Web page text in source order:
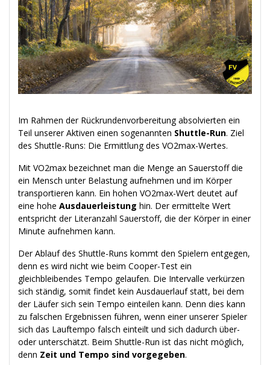
Im Rahmen der Rückrundenvorbereitung absolvierten ein
Teil unserer Aktiven einen sogenannten Shuttle-Run. Ziel
des Shuttle-Runs: Die Ermittlung des VO2max-Wertes.
Mit VO2max bezeichnet man die Menge an Sauerstoff die
ein Mensch unter Belastung aufnehmen und im Körper
transportieren kann. Ein hohen VO2max-Wert deutet auf
eine hohe Ausdauerleistung hin. Der ermittelte Wert
entspricht der Literanzahl Sauerstoff, die der Körper in einer
Minute aufnehmen kann.
Der Ablauf des Shuttle-Runs kommt den Spielern entgegen,
denn es wird nicht wie beim Cooper-Test ein
gleichbleibendes Tempo gelaufen. Die Intervalle verkürzen
sich ständig, somit findet kein Ausdauerlauf statt, bei dem
der Läufer sich sein Tempo einteilen kann. Denn dies kann
zu falschen Ergebnissen führen, wenn einer unserer Spieler
sich das Lauftempo falsch einteilt und sich dadurch über-
oder unterschätzt. Beim Shuttle-Run ist das nicht möglich,
denn Zeit und Tempo sind vorgegeben.